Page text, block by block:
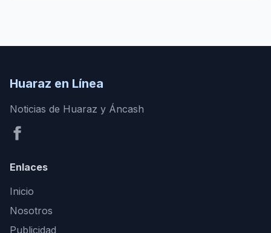
Huaraz en Línea
Noticias de Huaraz y Áncash
Enlaces
Inicio
Nosotros
Publicidad